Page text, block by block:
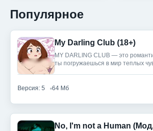
Популярное
My Darling Club (18+)
MY DARLING CLUB — это
ты погружаешься в мир теплых
Версия: 5 64 Мб
No, I'm not a Human